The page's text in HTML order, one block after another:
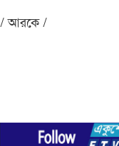
/ আরকে /